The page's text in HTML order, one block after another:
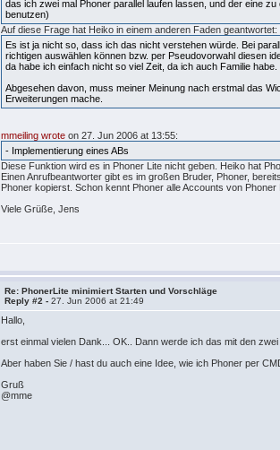
das ich zwei mal Phoner parallel laufen lassen, und der eine
benutzen)
Auf diese Frage hat Heiko in einem anderen Faden geantwortet:
Es ist ja nicht so, dass ich das nicht verstehen würde. Bei
richtigen auswählen können bzw. per Pseudovorwahl diesen
da habe ich einfach nicht so viel Zeit, da ich auch Familie habe.
Abgesehen davon, muss meiner Meinung nach erstmal das
Erweiterungen mache.
mmeiling wrote on 27. Jun 2006 at 13:55:
- Implementierung eines ABs
Diese Funktion wird es in Phoner Lite nicht geben. Heiko hat
Einen Anrufbeantworter gibt es im großen Bruder, Phoner,
Phoner kopierst. Schon kennt Phoner alle Accounts von Phoner
Viele Grüße, Jens
Re: PhonerLite minimiert Starten und Vorschläge
Reply #2 -27. Jun 2006 at 21:49
Hallo,
erst einmal vielen Dank... OK.. Dann werde ich das mit den
Aber haben Sie / hast du auch eine Idee, wie ich Phoner per
Gruß
@mme